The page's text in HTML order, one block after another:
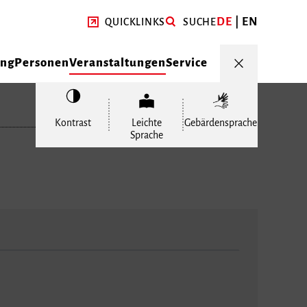
QUICKLINKS SUCHEDE EN
PersonenVeranstaltungenService
Kontrast
Leichte
Sprache
Gebärdensprache